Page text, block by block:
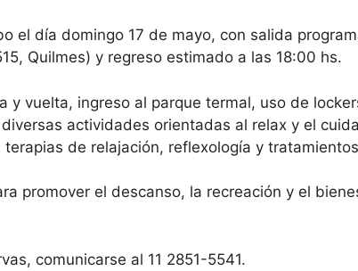
el día domingo 17 de mayo, con salida
Quilmes) y regreso estimado a las 18:00 hs.
y vuelta, ingreso al parque termal, uso de
actividades orientadas al relax y el
de relajación, reflexología y
promover el descanso, la recreación y el
comunicarse al 11 2851-5541.